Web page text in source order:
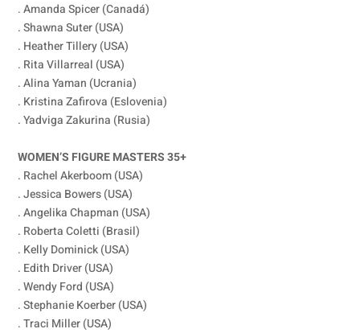
. Amanda Spicer (Canadá)
. Shawna Suter (USA)
. Heather Tillery (USA)
. Rita Villarreal (USA)
. Alina Yaman (Ucrania)
. Kristina Zafirova (Eslovenia)
. Yadviga Zakurina (Rusia)
WOMEN’S FIGURE MASTERS 35+
. Rachel Akerboom (USA)
. Jessica Bowers (USA)
. Angelika Chapman (USA)
. Roberta Coletti (Brasil)
. Kelly Dominick (USA)
. Edith Driver (USA)
. Wendy Ford (USA)
. Stephanie Koerber (USA)
. Traci Miller (USA)